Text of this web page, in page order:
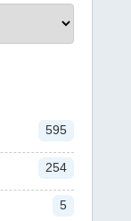
595
254
5